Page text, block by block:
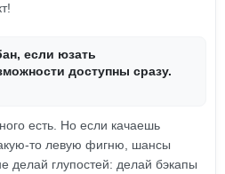
если юзать
доступны сразу.
есть. Но если качаешь
то левую фигню, шансы
делай глупостей: делай бэкапы